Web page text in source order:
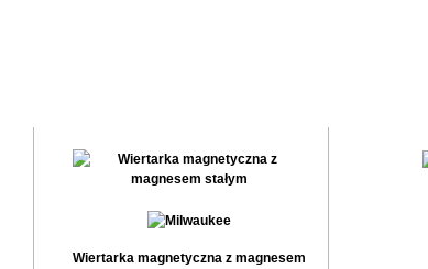
Wiertarka magnetyczna z magnesem